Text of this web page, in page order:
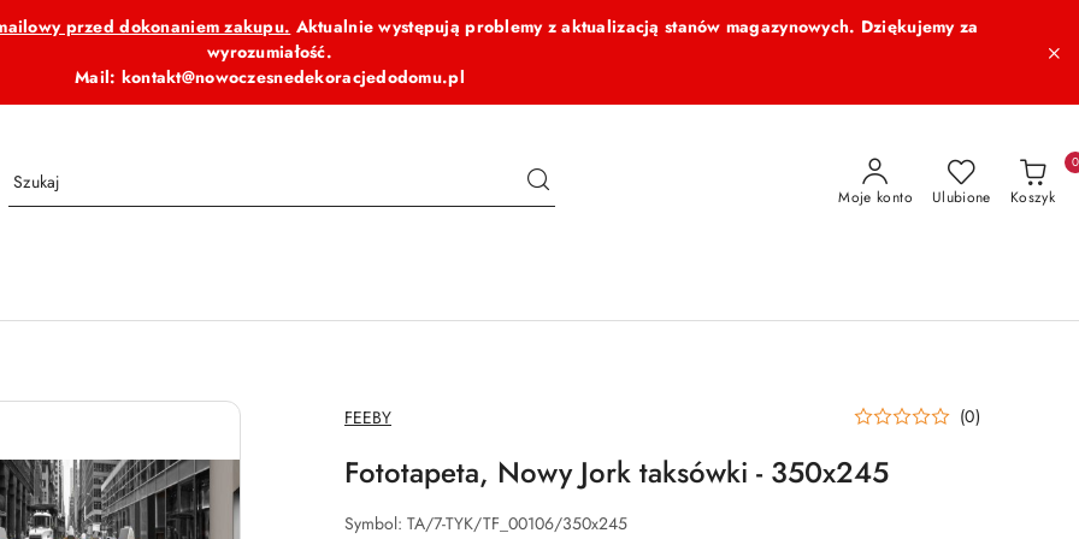
przed dokonaniem zakupu. Aktualnie występują problemy z aktualizacją stanów magazynowych. Dziękujemy za
wyrozumiałość.
Mail: kontakt@nowoczesnedekoracjedodomu.pl
Moje konto Ulubione Koszyk
0
NAZWA
PRODUCENTA:
FEEBY (0)
Fototapeta, Nowy Jork taksówki - 350x245
Symbol: TA/7-TYK/TF_00106/350x245